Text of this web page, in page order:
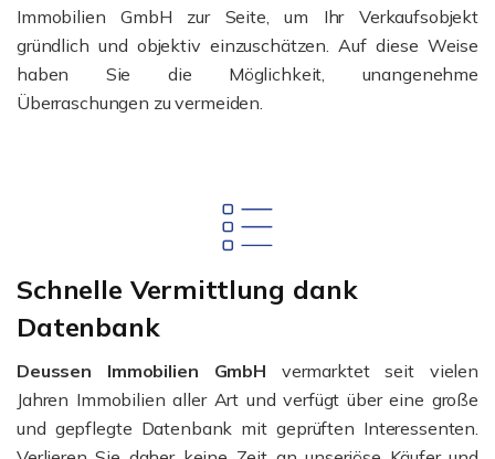
Immobilien GmbH zur Seite, um Ihr Verkaufsobjekt
gründlich und objektiv einzuschätzen. Auf diese Weise
haben Sie die Möglichkeit, unangenehme
Überraschungen zu vermeiden.
Schnelle Vermittlung dank
Datenbank
Deussen Immobilien GmbH vermarktet seit vielen
Jahren Immobilien aller Art und verfügt über eine große
und gepflegte Datenbank mit geprüften Interessenten.